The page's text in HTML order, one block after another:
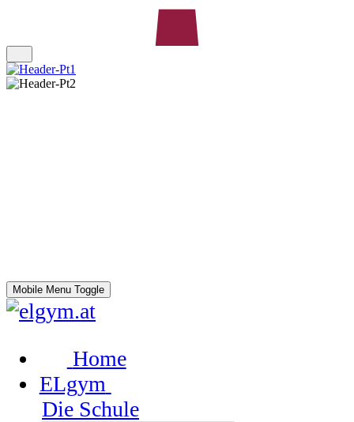
Mobile Menu Toggle
Home
ELgym
Die Schule